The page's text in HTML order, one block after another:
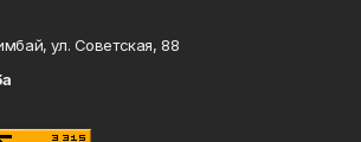
ул. Советская, 88